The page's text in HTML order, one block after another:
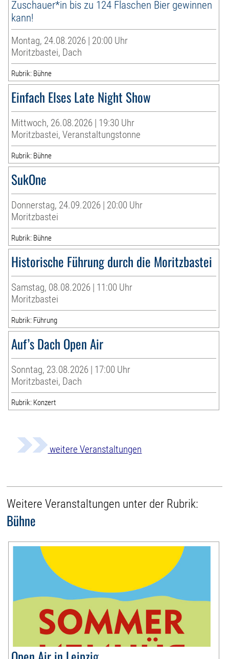
Zuschauer*in bis zu 124 Flaschen Bier gewinnen
kann!
Montag, 24.08.2026 | 20:00 Uhr
Moritzbastei, Dach
Rubrik: Bühne
Einfach Elses Late Night Show
Mittwoch, 26.08.2026 | 19:30 Uhr
Moritzbastei, Veranstaltungstonne
Rubrik: Bühne
SukOne
Donnerstag, 24.09.2026 | 20:00 Uhr
Moritzbastei
Rubrik: Bühne
Historische Führung durch die Moritzbastei
Samstag, 08.08.2026 | 11:00 Uhr
Moritzbastei
Rubrik: Führung
Auf’s Dach Open Air
Sonntag, 23.08.2026 | 17:00 Uhr
Moritzbastei, Dach
Rubrik: Konzert
weitere Veranstaltungen
Weitere Veranstaltungen unter der Rubrik:
Bühne